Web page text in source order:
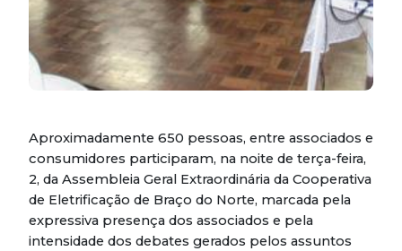
Aproximadamente 650 pessoas, entre associados e
consumidores participaram, na noite de terça-feira,
2, da Assembleia Geral Extraordinária da Cooperativa
de Eletrificação de Braço do Norte, marcada pela
expressiva presença dos associados e pela
intensidade dos debates gerados pelos assuntos